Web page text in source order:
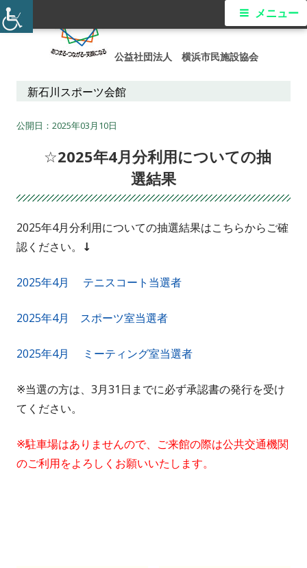
コ
ン
公益社団法人 横浜市民施設協会
メ
ニ
メニュー
新石川スポーツ会館
2025年03月10日
☆2025年4月分利用についての抽
選結果
2025年4月分利用についての抽選結果はこちらからご確
認ください。
↓
2025年4月 テニスコート当選者
2025年4月 スポーツ室当選者
2025年4月 ミーティング室当選者
※当選の方は、3月31日までに必ず承認書の発行を受け
てください。
※駐車場はありませんので、ご来館の際は公共交通機関
のご利用をよろしくお願いいたします。